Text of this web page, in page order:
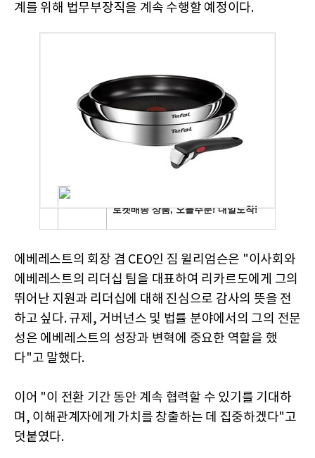
계를 위해 법무부장직을 계속 수행할 예정이다.
에베레스트의 회장 겸 CEO인 짐 윌리엄슨은 "이사회와
에베레스트의 리더십 팀을 대표하여 리카르도에게 그의
뛰어난 지원과 리더십에 대해 진심으로 감사의 뜻을 전
하고 싶다. 규제, 거버넌스 및 법률 분야에서의 그의 전문
성은 에베레스트의 성장과 변혁에 중요한 역할을 했
다"고 말했다.
이어 "이 전환 기간 동안 계속 협력할 수 있기를 기대하
며, 이해관계자에게 가치를 창출하는 데 집중하겠다"고
덧붙였다.